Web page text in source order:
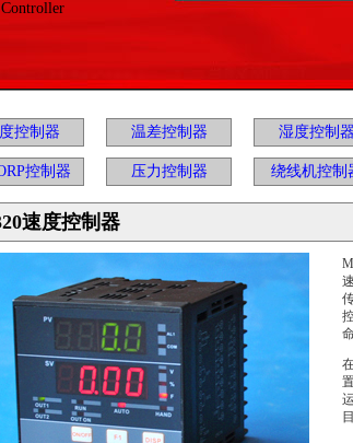
控制器 温差控制器 湿度控制器
控制器 压力控制器 绕线机控制
速度控制器